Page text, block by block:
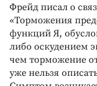
Фрейд писал о
«Торможения
функций Я,
либо оскудением
чем торможение
уже нельзя